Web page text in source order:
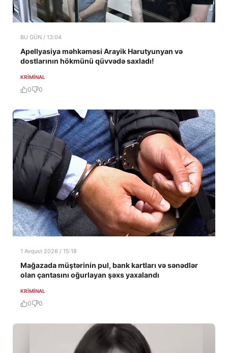
BU GÜN / 13:04
Apellyasiya məhkəməsi Arayik Harutyunyan və
dostlarının hökmünü qüvvədə saxladı!
KRIMINAL
0 0
1 Avqust 2026 / 15:18
Mağazada müştərinin pul, bank kartları və sənədlər
olan çantasını oğurlayan şəxs yaxalandı
KRIMINAL
0 0